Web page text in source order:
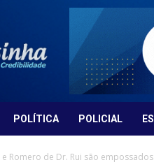
POLÍTICA POLICIAL
Romero de Dr. Rui são empossados